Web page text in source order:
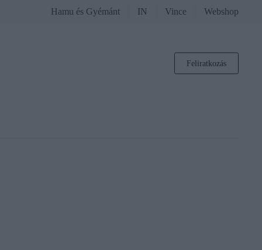
Hamu és Gyémánt IN Vince Webshop
Feliratkozás